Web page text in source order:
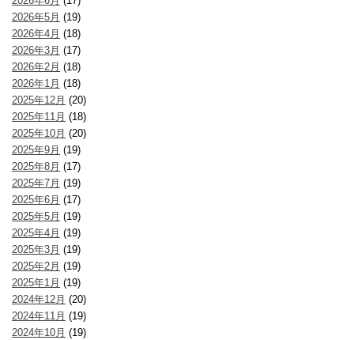
2026年5月 (19)
2026年4月 (18)
2026年3月 (17)
2026年2月 (18)
2026年1月 (18)
2025年12月 (20)
2025年11月 (18)
2025年10月 (20)
2025年9月 (19)
2025年8月 (17)
2025年7月 (19)
2025年6月 (17)
2025年5月 (19)
2025年4月 (19)
2025年3月 (19)
2025年2月 (19)
2025年1月 (19)
2024年12月 (20)
2024年11月 (19)
2024年10月 (19)